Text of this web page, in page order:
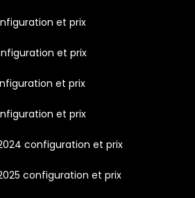
et prix
et prix
et prix
et prix
configuration et prix
configuration et prix